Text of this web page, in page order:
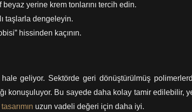
yerine krem tonlarını tercih edin.
taşlarla dengeleyin.
hissinden kaçının.
geliyor. Sektörde geri dönüştürülmüş
konuşuluyor. Bu sayede daha kolay tamir edilebilir,
uzun vadeli değeri için daha iyi.